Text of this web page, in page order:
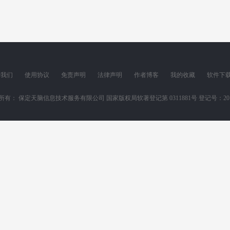
们 使用协议 免责声明 法律声明 作者博客 我的收藏 软件下
有： 保定天脑信息技术服务有限公司 国家版权局软著登记第 0311881号 登记号：